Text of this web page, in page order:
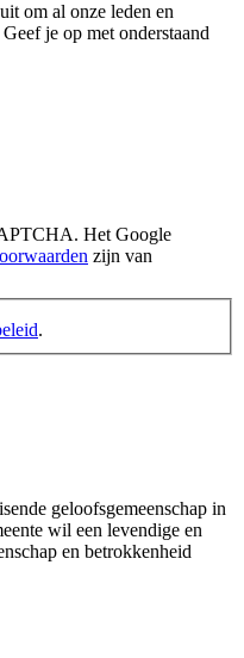
om al onze leden en
je op met onderstaand
Het Google
zijn van
.
geloofsgemeenschap in
wil een levendige en
en betrokkenheid